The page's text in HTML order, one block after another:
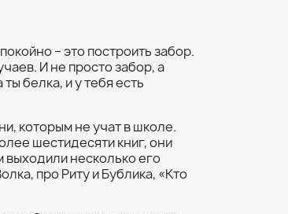
– это построить забор.
И не просто забор, а
белка, и у тебя есть
которым не учат в школе.
шестидесяти книг, они
выходили несколько его
про Риту и Бублика, «Кто